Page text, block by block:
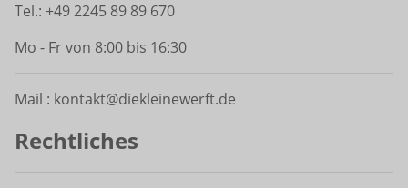
Tel.: +49 2245 89 89 670
Mo - Fr von 8:00 bis 16:30
Mail : kontakt@diekleinewerft.de
Rechtliches